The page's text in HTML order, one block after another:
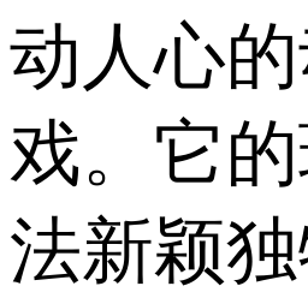
动人心
戏。它
法新颖